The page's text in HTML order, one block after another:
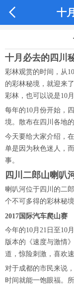
 十
十月必去的四川
彩林观赏的时间，从
的彩林秘境，就迎来
彩林，也可以说是10
每年的10月份开始，
境。散布在四川各地
今天要给大家介绍，
单是因为秋色迷人，
事。
四川二郎山喇叭
喇叭河位于四川的二
个不可多得的彩林秘境
2017国际汽车爬山赛
今年的10月21日至10
版本的《速度与激情
道，惊险刺激，喜欢
对于成都的市民来说
时间就能一饱眼福。